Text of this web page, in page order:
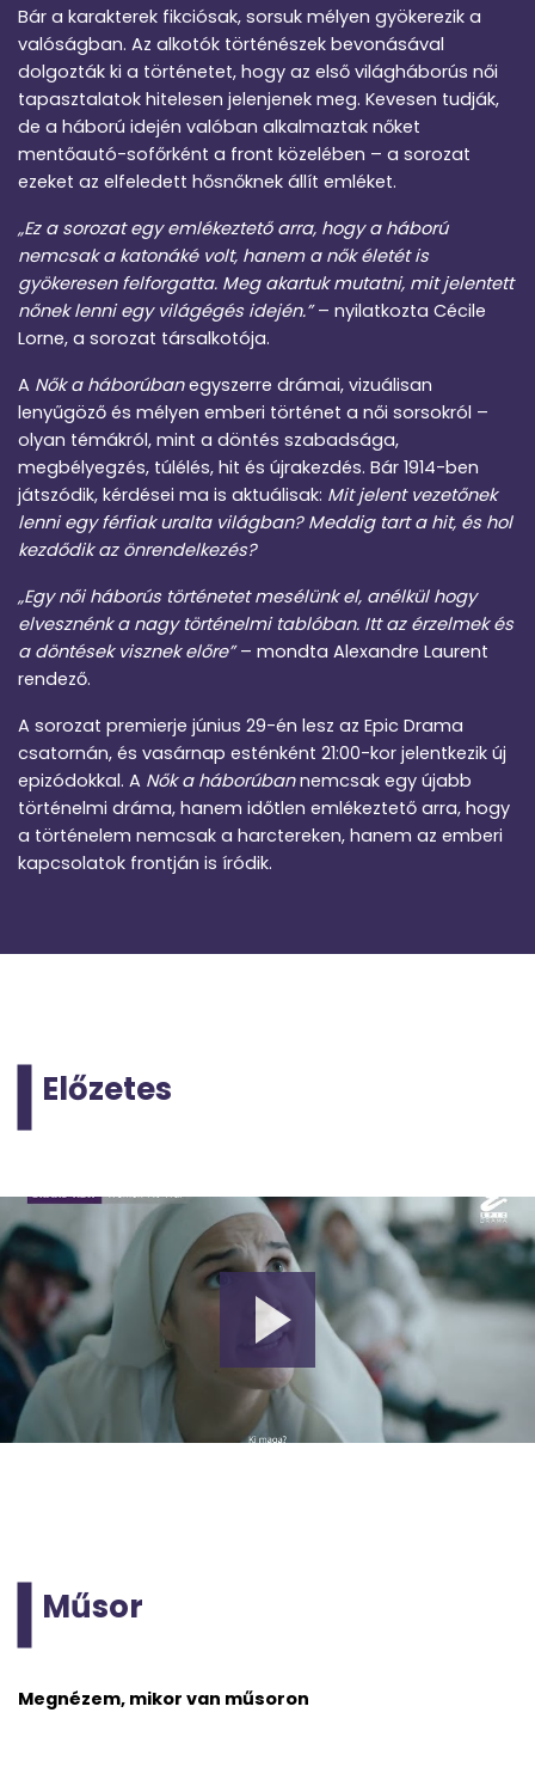
Bár a karakterek fikciósak, sorsuk mélyen gyökerezik a
valóságban. Az alkotók történészek bevonásával
dolgozták ki a történetet, hogy az első világháborús női
tapasztalatok hitelesen jelenjenek meg. Kevesen tudják,
de a háború idején valóban alkalmaztak nőket
mentőautó-sofőrként a front közelében – a sorozat
ezeket az elfeledett hősnőknek állít emléket.
„Ez a sorozat egy emlékeztető arra, hogy a háború
nemcsak a katonáké volt, hanem a nők életét is
gyökeresen felforgatta. Meg akartuk mutatni, mit jelentett
nőnek lenni egy világégés idején.”– nyilatkozta Cécile
Lorne, a sorozat társalkotója.
A Nők a háborúbanegyszerre drámai, vizuálisan
lenyűgöző és mélyen emberi történet a női sorsokról –
olyan témákról, mint a döntés szabadsága,
megbélyegzés, túlélés, hit és újrakezdés. Bár 1914-ben
játszódik, kérdései ma is aktuálisak: Mit jelent vezetőnek
lenni egy férfiak uralta világban? Meddig tart a hit, és hol
kezdődik az önrendelkezés?
„Egy női háborús történetet mesélünk el, anélkül hogy
elvesznénk a nagy történelmi tablóban. Itt az érzelmek és
a döntések visznek előre”– mondta Alexandre Laurent
rendező.
A sorozat premierje június 29-én lesz az Epic Drama
csatornán, és vasárnap esténként 21:00-kor jelentkezik új
epizódokkal. A Nők a háborúbannemcsak egy újabb
történelmi dráma, hanem időtlen emlékeztető arra, hogy
a történelem nemcsak a harctereken, hanem az emberi
kapcsolatok frontján is íródik.
Előzetes
Műsor
Megnézem, mikor van műsoron